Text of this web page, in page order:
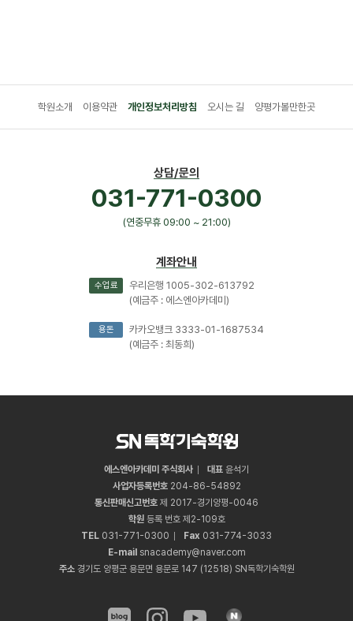
학원소개 이용약관 개인정보처리방침 오시는 길 양평가볼만한곳
상담/문의
031-771-0300
(연중무휴 09:00 ~ 21:00)
계좌안내
수업료
우리은행 1005-302-613792
(예금주 : 에스엔아카데미)
용돈
카카오뱅크 3333-01-1687534
(예금주 : 최동희)
에스엔아카데미 주식회사 대표 윤석기
사업자등록번호 204-86-54892
통신판매신고번호 제 2017-경기양평-0046
학원등록 번호 제2-109호
TEL 031 -771 -0300 Fax 031 -774-3033
E-mail snacademy@naver.com
주소경기도 양평군 용문면 용문로 147 (12518) SN독학기숙학원